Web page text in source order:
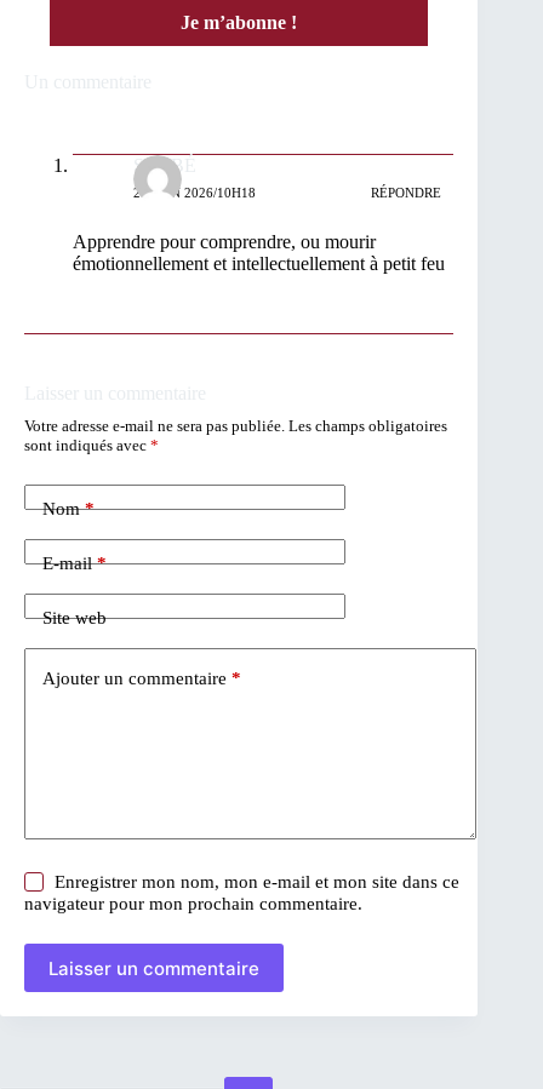
Un commentaire
SIDIBÉ
26 JUIN 2026/10H18 RÉPONDRE
Apprendre pour comprendre, ou mourir
émotionnellement et intellectuellement à petit feu
Laisser un commentaire
Votre adresse e-mail ne sera pas publiée. Les champs obligatoires
sont indiqués avec *
Nom*
E-mail*
Site web
Ajouter un commentaire *
Enregistrer mon nom, mon e-mail et mon site dans ce
navigateur pour mon prochain commentaire.
Laisser un commentaire